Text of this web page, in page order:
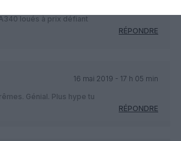
loués à prix défiant
RÉPONDRE
16 mai 2019 - 17 h 05 min
Génial. Plus hype tu
RÉPONDRE